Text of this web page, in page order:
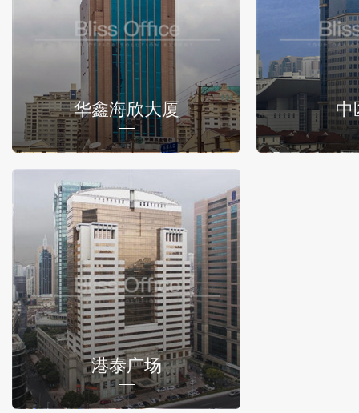
华鑫海欣大厦 中
港泰广场